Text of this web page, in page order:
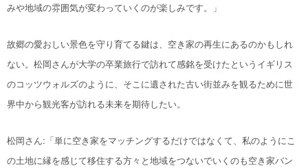
みや地域の雰囲気が変わっていくのが楽しみです。」
故郷の愛おしい景色を守り育てる鍵は、空き家の再生にあるのかもしれ
ない。松岡さんが大学の卒業旅行で訪れて感銘を受けたというイギリス
のコッツウォルズのように、そこに遺された古い街並みを観るために世
界中から観光客が訪れる未来を期待したい。
松岡さん:「単に空き家をマッチングするだけではなくて、私のようにこ
の土地に縁を感じて移住する方々 と地域をつないでいくのも空き家バン